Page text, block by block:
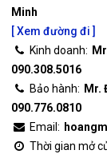
Minh
[ Xem đường đi ]
Kinh doanh:
090.308.5016
Bảo hành: Mr.
090.776.0810
Email:
Thời gian mở